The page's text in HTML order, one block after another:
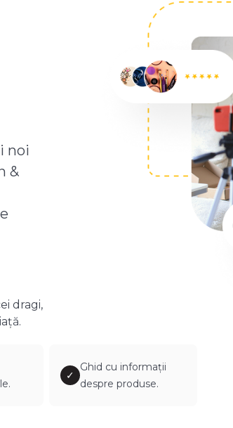
noi
&
dragi,
✓
Ghid cu informații
despre produse.